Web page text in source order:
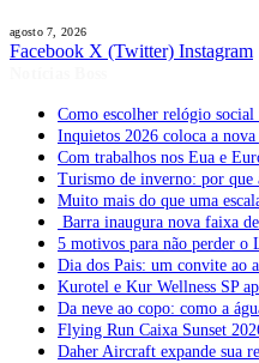
agosto 7, 2026
Facebook X (Twitter) Instagram
Como escolher relógio social
Inquietos 2026 coloca a nova
Com trabalhos nos Eua e
Turismo de inverno: por que
Muito mais do que uma
Barra inaugura nova faixa
5 motivos para não perder o
Dia dos Pais: um convite ao
Kurotel e Kur Wellness SP
Da neve ao copo: como a
Flying Run Caixa Sunset
Daher Aircraft expande sua